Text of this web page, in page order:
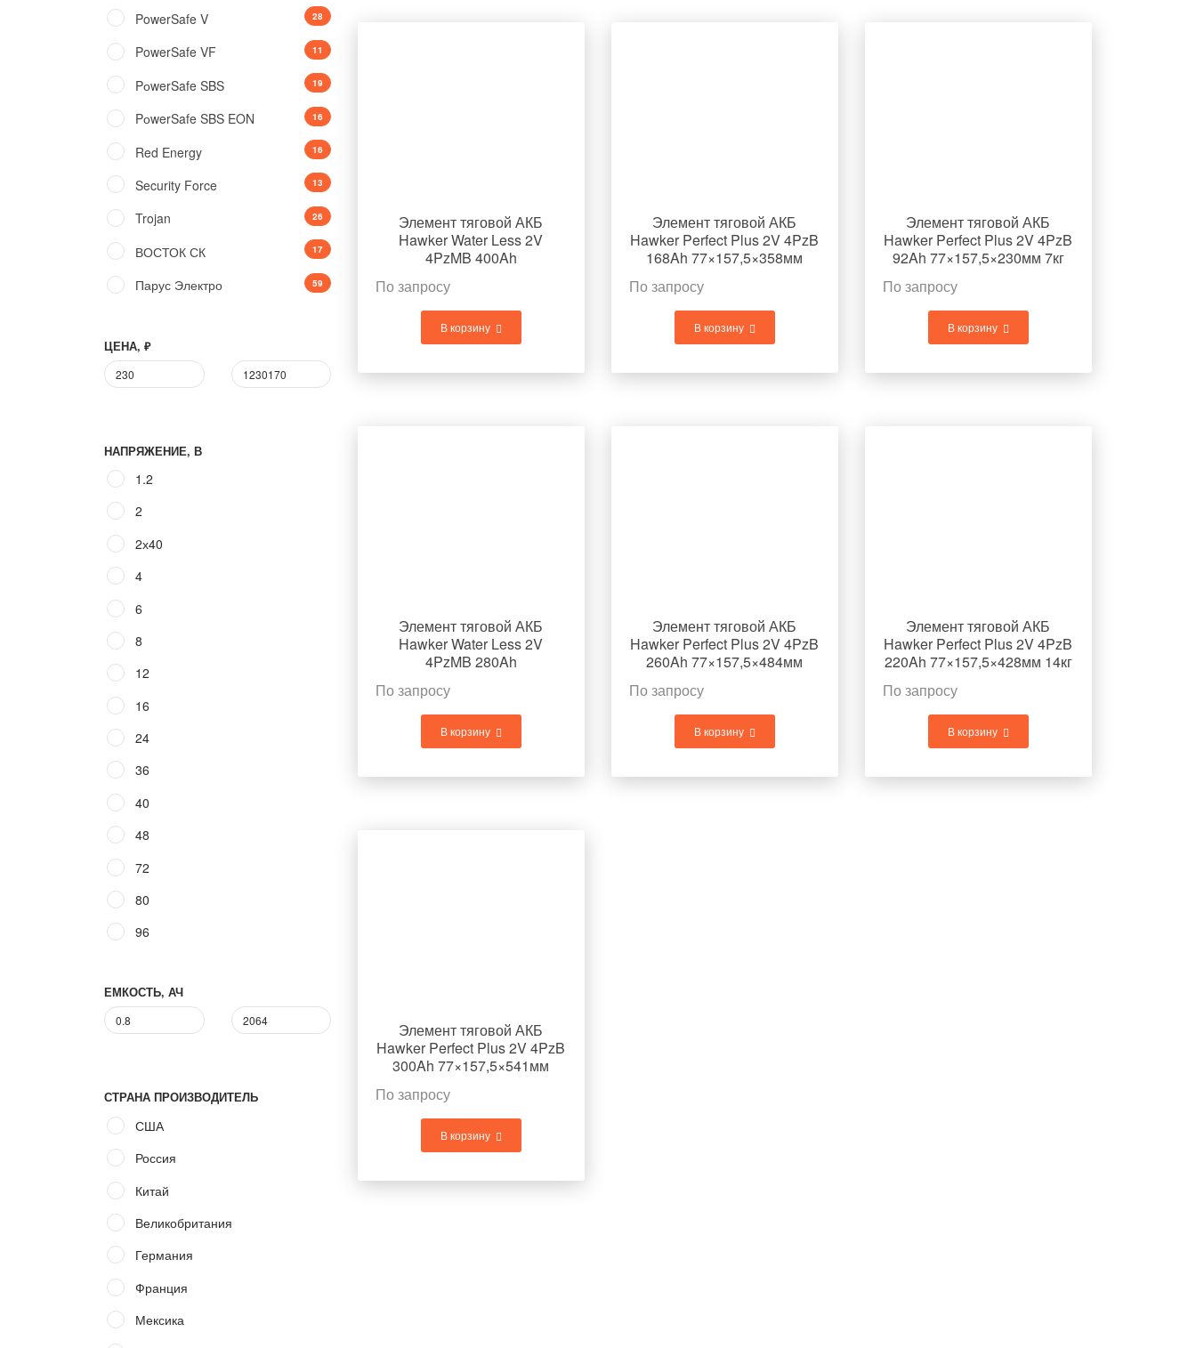
Элемент тяговой АКБ
Hawker Water Less 2V
4PzMB 400Ah
По запросу
В корзину
Элемент тяговой АКБ
Hawker Perfect Plus 2V 4PzB
168Ah 77×157,5×358мм
По запросу
В корзину
Элемент тяговой АКБ
Hawker Perfect Plus 2V 4PzB
92Ah 77×157,5×230мм 7кг
По запросу
В корзину
Элемент тяговой АКБ
Hawker Water Less 2V
4PzMB 280Ah
По запросу
В корзину
Элемент тяговой АКБ
Hawker Perfect Plus 2V 4PzB
260Ah 77×157,5×484мм
По запросу
В корзину
Элемент тяговой АКБ
Hawker Perfect Plus 2V 4PzB
220Ah 77×157,5×428мм 14кг
По запросу
В корзину
Элемент тяговой АКБ
Hawker Perfect Plus 2V 4PzB
300Ah 77×157,5×541мм
По запросу
В корзину
PowerSafe V 28
PowerSafe VF 11
PоwerSafe SBS 19
PоwerSafe SBS EON 16
Red Energy 16
Security Force 13
Trojan 26
ВОСТОК СК 17
Парус Электро 59
ЦЕНА, ₽
НАПРЯЖЕНИЕ, В
1.2
2
2х40
4
6
8
12
16
24
36
40
48
72
80
96
ЕМКОСТЬ, АЧ
СТРАНА ПРОИЗВОДИТЕЛЬ
США
Россия
Китай
Великобритания
Германия
Франция
Мексика